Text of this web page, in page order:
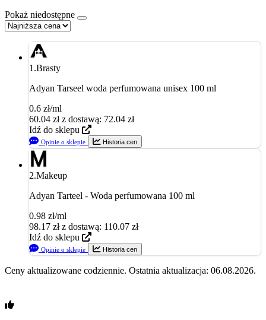
Pokaż niedostępne
1.Brasty
Adyan Tarseel woda perfumowana unisex 100 ml
0.6 zł/ml
60.04 zł z dostawą: 72.04 zł
Idź do sklepu
Opinie o sklepie Historia cen
2.Makeup
Adyan Tarteel - Woda perfumowana 100 ml
0.98 zł/ml
98.17 zł z dostawą: 110.07 zł
Idź do sklepu
Opinie o sklepie Historia cen
Ceny aktualizowane codziennie. Ostatnia aktualizacja: 06.08.2026.